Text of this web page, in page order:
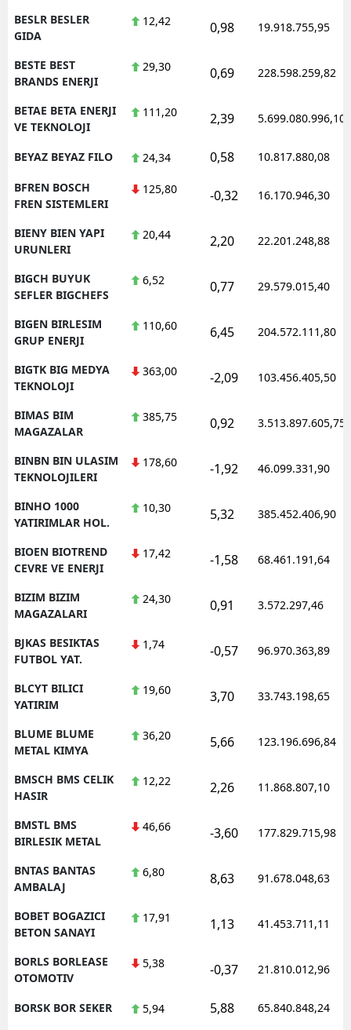
BESLR BESLER
GIDA
12,42 0,98 19.918.755,95
BESTE BEST
BRANDS ENERJI
29,30 0,69 228.598.259,82
BETAE BETA ENERJI
VE TEKNOLOJI
111,20 2,39 5.699.080.996,10
BEYAZ BEYAZ FILO 24,34 0,58 10.817.880,08
BFREN BOSCH
FREN SISTEMLERI
125,80 -0,32 16.170.946,30
BIENY BIEN YAPI
URUNLERI
20,44 2,20 22.201.248,88
BIGCH BUYUK
SEFLER BIGCHEFS
6,52 0,77 29.579.015,40
BIGEN BIRLESIM
GRUP ENERJI
110,60 6,45 204.572.111,80
BIGTK BIG MEDYA
TEKNOLOJI
363,00 -2,09 103.456.405,50
BIMAS BIM
MAGAZALAR
385,75 0,92 3.513.897.605,75
BINBN BIN ULASIM
TEKNOLOJILERI
178,60 -1,92 46.099.331,90
BINHO 1000
YATIRIMLAR HOL.
10,30 5,32 385.452.406,90
BIOEN BIOTREND
CEVRE VE ENERJI
17,42 -1,58 68.461.191,64
BIZIM BIZIM
MAGAZALARI
24,30 0,91 3.572.297,46
BJKAS BESIKTAS
FUTBOL YAT.
1,74 -0,57 96.970.363,89
BLCYT BILICI
YATIRIM
19,60 3,70 33.743.198,65
BLUME BLUME
METAL KIMYA
36,20 5,66 123.196.696,84
BMSCH BMS CELIK
HASIR
12,22 2,26 11.868.807,10
BMSTL BMS
BIRLESIK METAL
46,66 -3,60 177.829.715,98
BNTAS BANTAS
AMBALAJ
6,80 8,63 91.678.048,63
BOBET BOGAZICI
BETON SANAYI
17,91 1,13 41.453.711,11
BORLS BORLEASE
OTOMOTIV
5,38 -0,37 21.810.012,96
BORSK BOR SEKER 5,94 5,88 65.840.848,24